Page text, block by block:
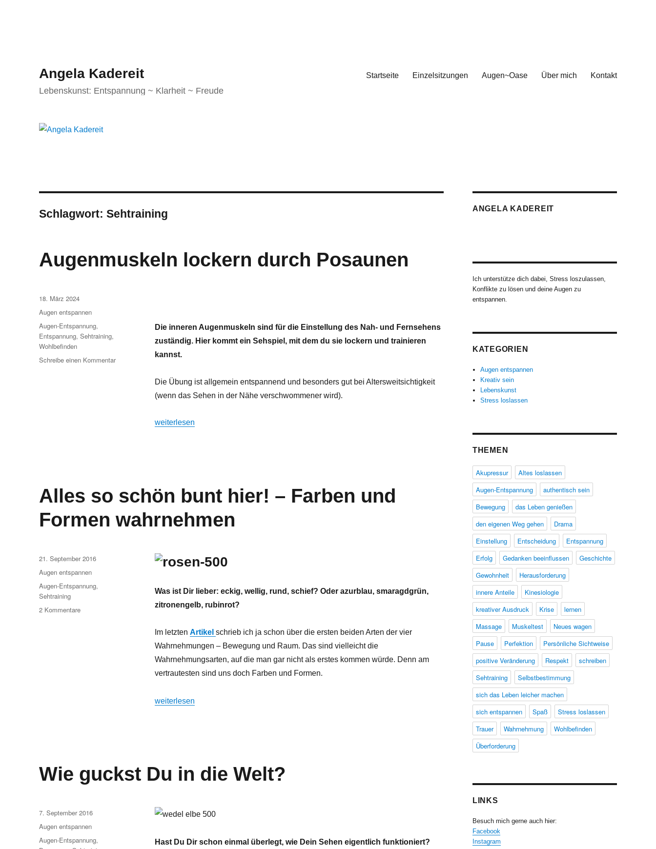
Angela Kadereit
Lebenskunst: Entspannung ~ Klarheit ~ Freude
Startseite Einzelsitzungen Augen~Oase Über mich Kontakt
Schlagwort:Sehtraining
Augenmuskeln lockern durch Posaunen
Die inneren Augenmuskeln sind für die Einstellung des Nah- und Fernsehens
zuständig. Hier kommt ein Sehspiel, mit dem du sie lockern und trainieren
kannst.
Die Übung ist allgemein entspannend und besonders gut bei Altersweitsichtigkeit
(wenn das Sehen in der Nähe verschwommener wird).
„Augenmuskeln lockern durch Posaunen“
weiterlesen
Veröffentlicht
am
18. März 2024
Kategorien
Augen entspannen
Schlagwörter
Augen-Entspannung,
Entspannung,Sehtraining,
Wohlbefinden
Schreibe einen Kommentarzu
Alles so schön bunt hier! – Farben und
Formen wahrnehmen
Was ist Dir lieber: eckig, wellig, rund, schief? Oder azurblau, smaragdgrün,
zitronengelb, rubinrot?
Im letzten Artikel schrieb ich ja schon über die ersten beiden Arten der vier
Wahrnehmungen – Bewegung und Raum. Das sind vielleicht die
Wahrnehmungsarten, auf die man gar nicht als erstes kommen würde. Denn am
vertrautesten sind uns doch Farben und Formen.
„Alles so schön bunt hier! – Farben und Formen wahrnehmen“
weiterlesen
Veröffentlicht
am
21. September 2016
Kategorien
Augen entspannen
Schlagwörter
Augen-Entspannung,
Sehtraining
2 Kommentarezu
Wie guckst Du in die Welt?
Hast Du Dir schon einmal überlegt, wie Dein Sehen eigentlich funktioniert?
Veröffentlicht
am
7. September 2016
Kategorien
Augen entspannen
Schlagwörter
Augen-Entspannung,
ANGELA KADEREIT
Ich unterstütze dich dabei, Stress loszulassen,
Konflikte zu lösen und deine Augen zu
entspannen.
KATEGORIEN
Augen entspannen
Kreativ sein
Lebenskunst
Stress loslassen
THEMEN
Akupressur
Altes loslassen
Augen-Entspannung
authentisch sein
Bewegung
das Leben genießen
den eigenen Weg gehen
Drama
Einstellung
Entscheidung
Entspannung
Erfolg
Gedanken beeinflussen
Geschichte
Gewohnheit
Herausforderung
innere Anteile
Kinesiologie
kreativer Ausdruck
Krise
lernen
Massage
Muskeltest
Neues wagen
Pause
Perfektion
Persönliche Sichtweise
positive Veränderung
Respekt
schreiben
Sehtraining
Selbstbestimmung
sich das Leben leicher machen
sich entspannen
Spaß
Stress loslassen
Trauer
Wahrnehmung
Wohlbefinden
Überforderung
LINKS
Besuch mich gerne auch hier:
Facebook
Instagram